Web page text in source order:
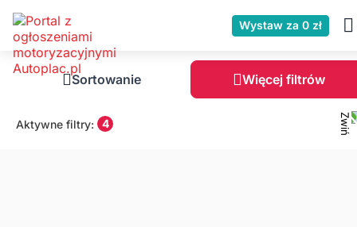
Wystaw za 0 zł
Sortowanie Więcej filtrów
Aktywne filtry: 4